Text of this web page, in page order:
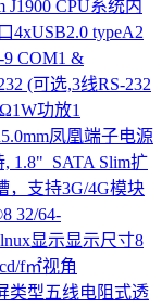
J1900 CPU系统内
4xUSB2.0 typeA2
9 COM1 &
(可选,3线RS-232
功放1
凤凰端子电源
1.8" SATA Slim扩
，支持3G/4G模块
32/64-
显示显示尺寸8
f㎡视角
类型五线电阻式透